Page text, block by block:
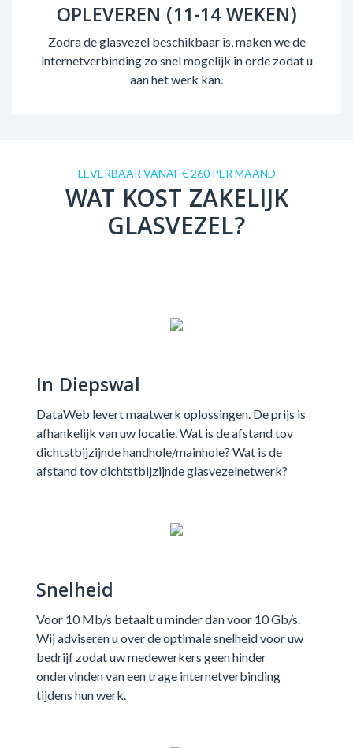
OPLEVEREN (11-14 WEKEN)
Zodra de glasvezel beschikbaar is, maken we de
internetverbinding zo snel mogelijk in orde zodat u
aan het werk kan.
LEVERBAAR VANAF € 260 PER MAAND
WAT KOST ZAKELIJK
GLASVEZEL?
In Diepswal
DataWeb levert maatwerk oplossingen. De prijs is
afhankelijk van uw locatie. Wat is de afstand tov
dichtstbijzijnde handhole/mainhole? Wat is de
afstand tov dichtstbijzijnde glasvezelnetwerk?
Snelheid
Voor 10 Mb/s betaalt u minder dan voor 10 Gb/s.
Wij adviseren u over de optimale snelheid voor uw
bedrijf zodat uw medewerkers geen hinder
ondervinden van een trage internetverbinding
tijdens hun werk.